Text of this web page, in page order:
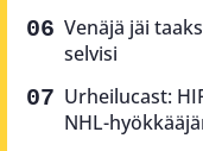
Venäjä jäi
selvisi
Urheilucast:
NHL-